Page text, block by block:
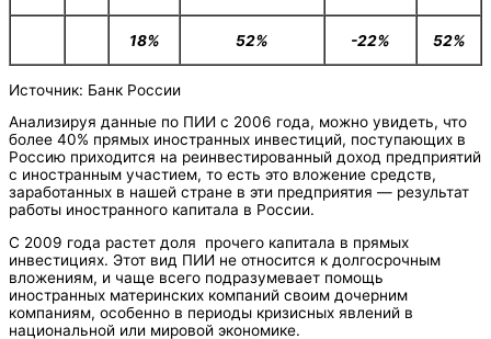
18% 52% -22% 52%
Источник: Банк России
Анализируя данные по ПИИ с 2006 года, можно увидеть, что
более 40% прямых иностранных инвестиций, поступающих в
Россию приходится на реинвестированный доход предприятий
с иностранным участием, то есть это вложение средств,
заработанных в нашей стране в эти предприятия — результат
работы иностранного капитала в России.
С 2009 года растет доля прочего капитала в прямых
инвестициях. Этот вид ПИИ не относится к долгосрочным
вложениям, и чаще всего подразумевает помощь
иностранных материнских компаний своим дочерним
компаниям, особенно в периоды кризисных явлений в
национальной или мировой экономике.